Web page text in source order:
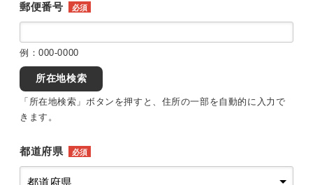
郵便番号 必須
例：000-0000
所在地検索
「所在地検索」ボタンを押すと、住所の一部を自動的に入力で
きます。
都道府県 必須